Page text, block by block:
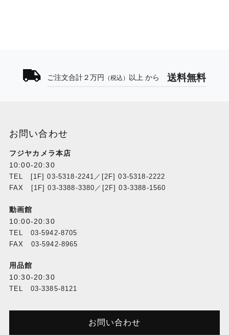
ご注文合計２万円 （税込） 以上 から 送料無料
お問い合わせ
フジヤカメラ本店
10:00-20:30
TEL [1F] 03-5318-2241／[2F] 03-5318-2222
FAX [1F] 03-3388-3380／[2F] 03-3388-1560
動画館
10:00-20:30
TEL 03-5942-8705
FAX 03-5942-8965
用品館
10:30-20:30
TEL 03-3385-8121
お問い合わせ